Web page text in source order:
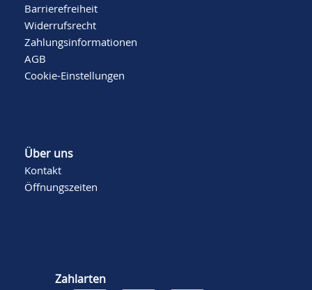
Barrierefreiheit
Widerrufsrecht
Zahlungsinformationen
AGB
Cookie-Einstellungen
Über uns
Kontakt
Öffnungszeiten
Zahlarten